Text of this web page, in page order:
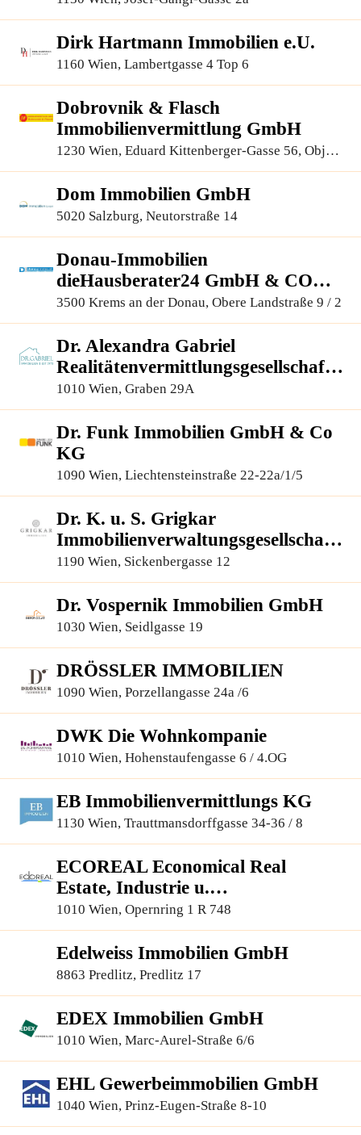
Dirk Hartmann Immobilien e.U.
1160 Wien, Lambertgasse 4 Top 6
Dobrovnik & Flasch
Immobilienvermittlung GmbH
1230 Wien, Eduard Kittenberger-Gasse 56, Objekt
Dom Immobilien GmbH
5020 Salzburg, Neutorstraße 14
Donau-Immobilien
dieHausberater24 GmbH & CO
KG
3500 Krems an der Donau, Obere Landstraße 9 / 2
Dr. Alexandra Gabriel
Realitätenvermittlungsgesellschaft
m.b.H.
1010 Wien, Graben 29A
Dr. Funk Immobilien GmbH & Co
KG
1090 Wien, Liechtensteinstraße 22-22a/1/5
Dr. K. u. S. Grigkar
Immobilienverwaltungsgesellschaft
m.b.H.
1190 Wien, Sickenbergasse 12
Dr. Vospernik Immobilien GmbH
1030 Wien, Seidlgasse 19
DRÖSSLER IMMOBILIEN
1090 Wien, Porzellangasse 24a /6
DWK Die Wohnkompanie
1010 Wien, Hohenstaufengasse 6 / 4.OG
EB Immobilienvermittlungs KG
1130 Wien, Trauttmansdorffgasse 34-36 / 8
ECOREAL Economical Real
Estate, Industrie u.
Immobilienvermittlung G.m.b.H
1010 Wien, Opernring 1 R 748
Edelweiss Immobilien GmbH
8863 Predlitz, Predlitz 17
EDEX Immobilien GmbH
1010 Wien, Marc-Aurel-Straße 6/6
EHL Gewerbeimmobilien GmbH
1040 Wien, Prinz-Eugen-Straße 8-10